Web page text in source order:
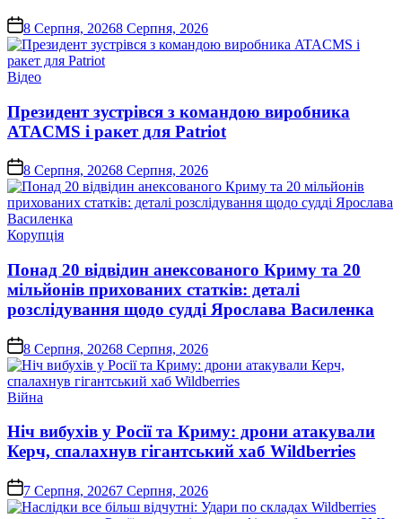
on8 Серпня, 20268 Серпня, 2026
Опублікувати
Відео
Президент зустрівся з командою виробника
ATACMS і ракет для Patriot
on8 Серпня, 20268 Серпня, 2026
Опублікувати
Корупція
Понад 20 відвідин анексованого Криму та 20
мільйонів прихованих статків: деталі
розслідування щодо судді Ярослава Василенка
on8 Серпня, 20268 Серпня, 2026
Опублікувати
Війна
Ніч вибухів у Росії та Криму: дрони атакували
Керч, спалахнув гігантський хаб Wildberries
on 7 Серпня, 20267 Серпня, 2026